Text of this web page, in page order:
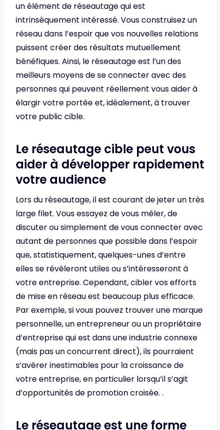
un élément de réseautage qui est
intrinsèquement intéressé. Vous construisez un
réseau dans l’espoir que vos nouvelles relations
puissent créer des résultats mutuellement
bénéfiques. Ainsi, le réseautage est l’un des
meilleurs moyens de se connecter avec des
personnes qui peuvent réellement vous aider à
élargir votre portée et, idéalement, à trouver
votre public cible.
Le réseautage cible peut vous
aider à développer rapidement
votre audience
Lors du réseautage, il est courant de jeter un très
large filet. Vous essayez de vous mêler, de
discuter ou simplement de vous connecter avec
autant de personnes que possible dans l’espoir
que, statistiquement, quelques-unes d’entre
elles se révéleront utiles ou s’intéresseront à
votre entreprise. Cependant, cibler vos efforts
de mise en réseau est beaucoup plus efficace.
Par exemple, si vous pouvez trouver une marque
personnelle, un entrepreneur ou un propriétaire
d’entreprise qui est dans une industrie connexe
(mais pas un concurrent direct), ils pourraient
s’avérer inestimables pour la croissance de
votre entreprise, en particulier lorsqu’il s’agit
d’opportunités de promotion croisée. .
Le réseautage est une forme